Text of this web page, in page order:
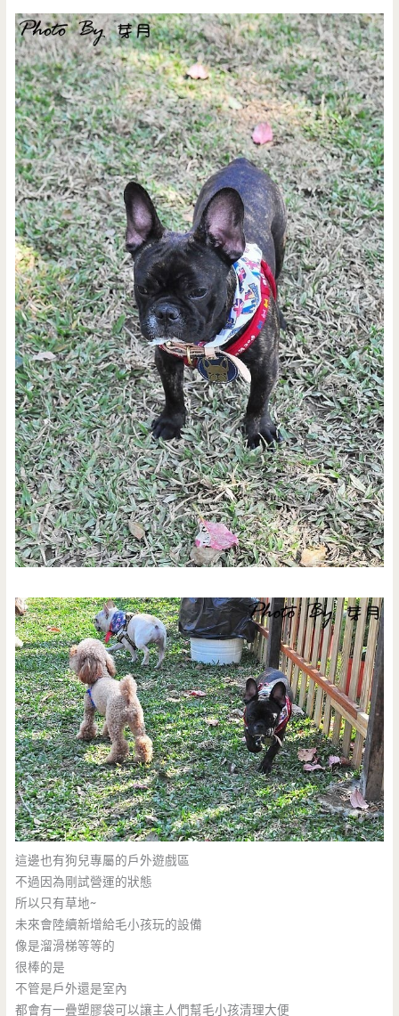
這邊也有狗兒專屬的戶外遊戲區
不過因為剛試營運的狀態
所以只有草地~
未來會陸續新增給毛小孩玩的設備
像是溜滑梯等等的
很棒的是
不管是戶外還是室內
都會有一疊塑膠袋可以讓主人們幫毛小孩清理大便